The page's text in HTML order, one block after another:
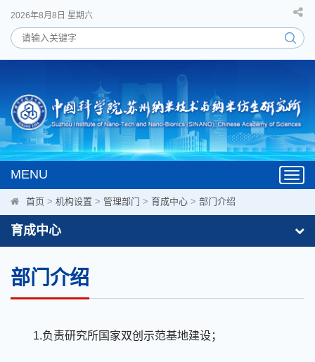
2026年8月8日 星期六
MENU
首页 > 机构设置 > 管理部门 > 育成中心 > 部门介绍
育成中心
部门介绍
1.负责研究所国家双创示范基地建设；